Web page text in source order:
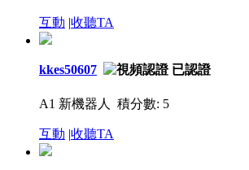
互動 |收聽TA
kkes50607
A1 新機器人 積分數: 5
互動 |收聽TA